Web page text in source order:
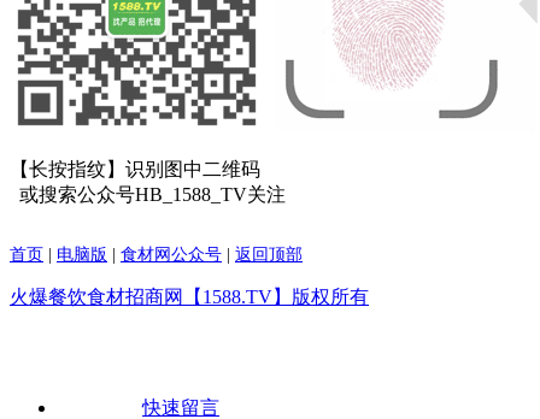
【长按指纹】 识别图中二维码
或搜索公众号HB_1588_TV关注
首页 电脑版 食材网公众号 返回顶部
火爆餐饮食材招商网【1588.TV】版权所有
快速留言